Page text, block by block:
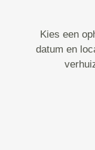
Kies een
datum en